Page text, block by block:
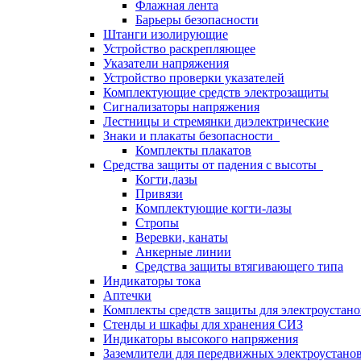
Флажная лента
Барьеры безопасности
Штанги изолирующие
Устройство раскрепляющее
Указатели напряжения
Устройство проверки указателей
Комплектующие средств электрозащиты
Сигнализаторы напряжения
Лестницы и стремянки диэлектрические
Знаки и плакаты безопасности
Комплекты плакатов
Средства защиты от падения с высоты
Когти,лазы
Привязи
Комплектующие когти-лазы
Стропы
Веревки, канаты
Анкерные линии
Средства защиты втягивающего типа
Индикаторы тока
Аптечки
Комплекты средств защиты для
Стенды и шкафы для хранения СИЗ
Индикаторы высокого напряжения
Заземлители для передвижных